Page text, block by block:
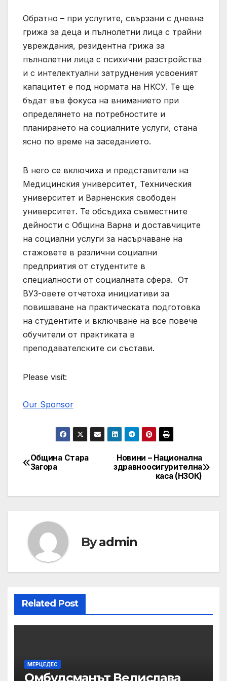
Обратно – при услугите, свързани с дневна
грижа за деца и пълнолетни лица с трайни
увреждания, резидентна грижа за
пълнолетни лица с психични разстройства
и с интелектуални затруднения усвоеният
капацитет е под нормата на НКСУ. Те ще
бъдат във фокуса на вниманието при
определянето на потребностите и
планирането на социалните услуги, стана
ясно по време на заседанието.
В него се включиха и представители на
Медицинския университет, Техническия
университет и Варненския свободен
университет. Те обсъдиха съвместните
дейности с Община Варна и доставчиците
на социални услуги за насърчаване на
стажовете в различни социални
предприятия от студентите в
специалности от социалната сфера. От
ВУЗ-овете отчетоха инициативи за
повишаване на практическата подготовка
на студентите и включване на все повече
обучители от практиката в
преподавателските си състави.
Please visit:
Our Sponsor
Post
Новини – Национална
здравноосигурителна
каса (НЗОК)
Община Стара
Загора
Byadmin
Related Post
МЕРЦЕДЕС
Омбудсманът Велислава